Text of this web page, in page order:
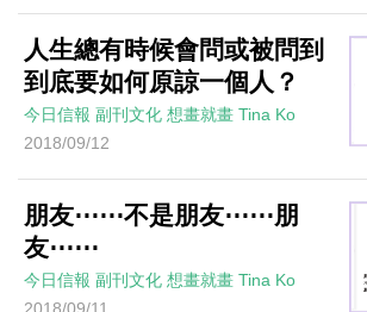
人生總有時候會問或被問到
到底要如何原諒一個人？
今日信報 副刊文化 想畫就畫 Tina Ko
2018/09/12
朋友⋯⋯不是朋友⋯⋯朋
友⋯⋯
今日信報 副刊文化 想畫就畫 Tina Ko